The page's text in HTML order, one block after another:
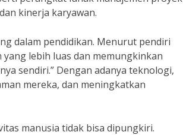
kinerja karyawan.
dalam pendidikan. Menurut pendiri
yang lebih luas dan memungkinkan
sendiri.” Dengan adanya teknologi,
mereka, dan meningkatkan
manusia tidak bisa dipungkiri.